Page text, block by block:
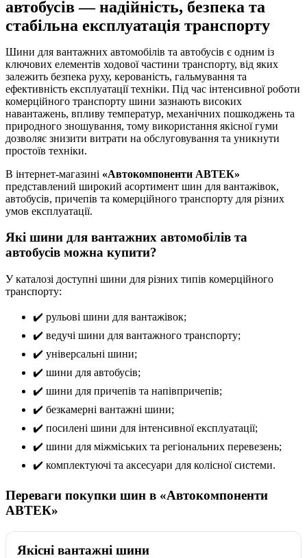
автобусів — надійність, безпека та
стабільна експлуатація транспорту
Шини для вантажних автомобілів та автобусів є одним із
ключових елементів ходової частини транспорту, від яких
залежить безпека руху, керованість, гальмування та
ефективність експлуатації техніки. Під час інтенсивної роботи
комерційного транспорту шини зазнають високих
навантажень, впливу температур, механічних пошкоджень та
природного зношування, тому використання якісної гуми
дозволяє знизити витрати на обслуговування та уникнути
простоїв техніки.
В інтернет-магазині «Автокомпоненти АВТЕК»
представлений широкий асортимент шин для вантажівок,
автобусів, причепів та комерційного транспорту для різних
умов експлуатації.
Які шини для вантажних автомобілів та
автобусів можна купити?
У каталозі доступні шини для різних типів комерційного
транспорту:
✔️ рульові шини для вантажівок;
✔️ ведучі шини для вантажного транспорту;
✔️ універсальні шини;
✔️ шини для автобусів;
✔️ шини для причепів та напівпричепів;
✔️ безкамерні вантажні шини;
✔️ посилені шини для інтенсивної експлуатації;
✔️ шини для міжміських та регіональних перевезень;
✔️ комплектуючі та аксесуари для колісної системи.
Переваги покупки шин в «Автокомпоненти
АВТЕК»
Якісні вантажні шини